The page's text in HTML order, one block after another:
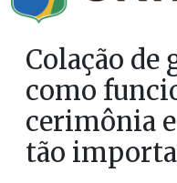
Colação de
como
cerimônia
tão